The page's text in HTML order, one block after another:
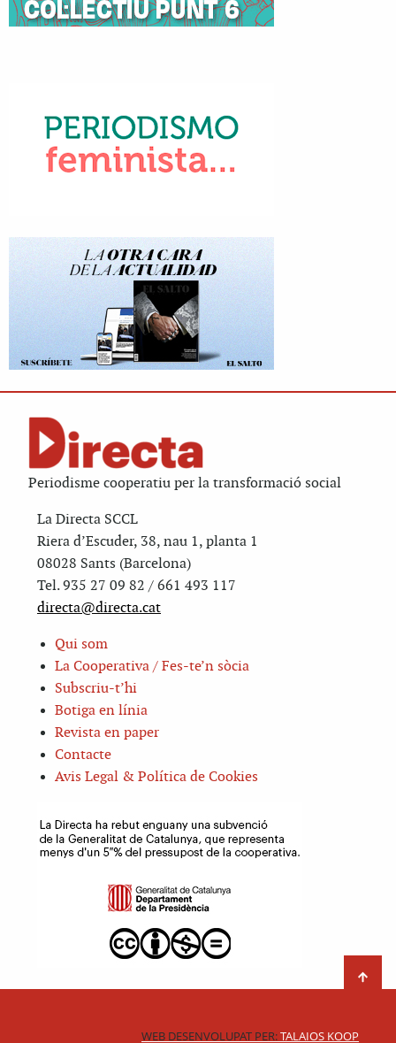
Periodisme cooperatiu per la transformació social
La Directa SCCL
Riera d’Escuder, 38, nau 1, planta 1
08028 Sants (Barcelona)
Tel. 935 27 09 82 / 661 493 117
directa@directa.cat
Qui som
La Cooperativa / Fes-te’n sòcia
Subscriu-t’hi
Botiga en línia
Revista en paper
Contacte
Avis Legal & Política de Cookies
WEB DESENVOLUPAT PER:TALAIOS KOOP